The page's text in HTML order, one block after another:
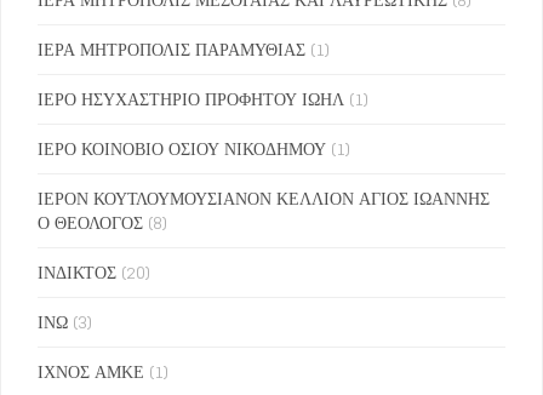
ΙΕΡΑ ΜΗΤΡΟΠΟΛΙΣ ΠΑΡΑΜΥΘΙΑΣ (1)
ΙΕΡΟ ΗΣΥΧΑΣΤΗΡΙΟ ΠΡΟΦΗΤΟΥ ΙΩΗΛ (1)
ΙΕΡΟ ΚΟΙΝΟΒΙΟ ΟΣΙΟΥ ΝΙΚΟΔΗΜΟΥ (1)
ΙΕΡΟΝ ΚΟΥΤΛΟΥΜΟΥΣΙΑΝΟΝ ΚΕΛΛΙΟΝ ΑΓΙΟΣ ΙΩΑΝΝΗΣ
Ο ΘΕΟΛΟΓΟΣ (8)
ΙΝΔΙΚΤΟΣ (20)
ΙΝΩ (3)
ΙΧΝΟΣ ΑΜΚΕ (1)